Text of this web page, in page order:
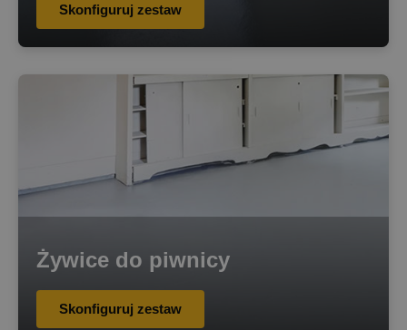
Skonfiguruj zestaw
Żywice do piwnicy
Skonfiguruj zestaw